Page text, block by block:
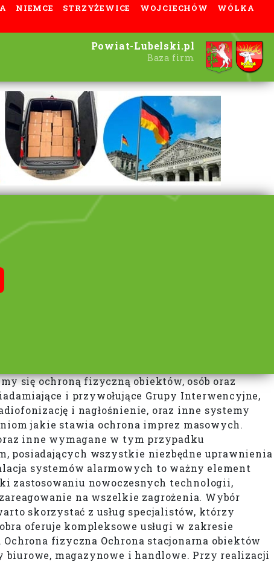
NIEMCE STRZYŻEWICE WOJCIECHÓW
WÓLKA
Powiat-Lubelski.pl
Baza firm
się ochroną fizyczną obiektów, osób oraz
i przywołujące Grupy Interwencyjne,
i nagłośnienie, oraz inne systemy
jakie stawia ochrona imprez masowych.
inne wymagane w tym przypadku
posiadających wszystkie niezbędne uprawnienia
systemów alarmowych to ważny element
zastosowaniu nowoczesnych technologii,
na wszelkie zagrożenia. Wybór
skorzystać z usług specjalistów, którzy
oferuje kompleksowe usługi w zakresie
fizyczna Ochrona stacjonarna obiektów
biurowe, magazynowe i handlowe. Przy realizacji